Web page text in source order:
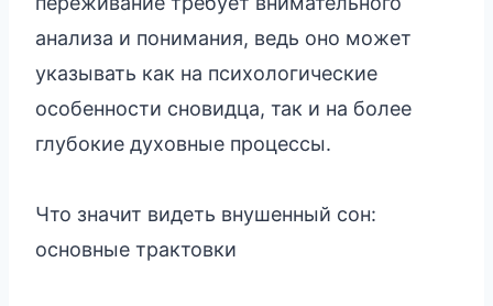
анализа и понимания, ведь оно может
указывать как на психологические
особенности сновидца, так и на более
глубокие духовные процессы.
Что значит видеть внушенный сон:
основные трактовки